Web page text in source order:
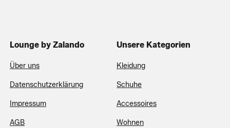
Lounge by Zalando
Über uns
Datenschutzerklärung
Impressum
AGB
Unsere Kategorien
Kleidung
Schuhe
Accessoires
Wohnen